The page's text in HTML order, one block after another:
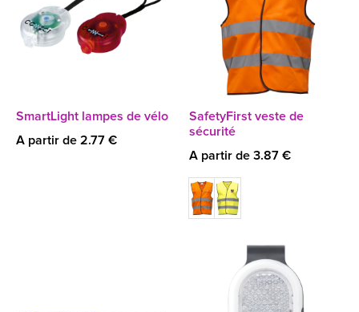
SmartLight lampes de vélo
A partir de 2.77 €
SafetyFirst veste de
sécurité
A partir de 3.87 €